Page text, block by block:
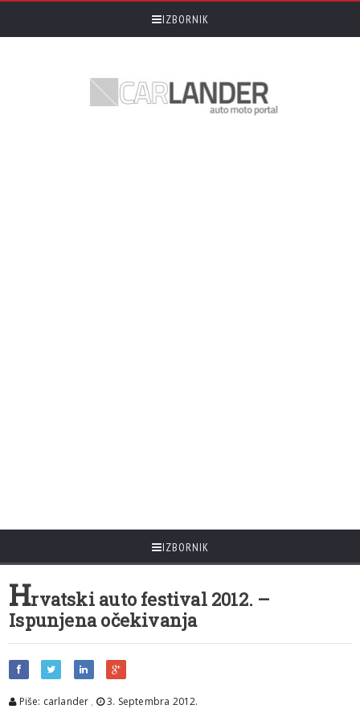
IZBORNIK
IZBORNIK
Hrvatski auto festival 2012. –
Ispunjena očekivanja
Piše: carlander , 3. Septembra 2012.